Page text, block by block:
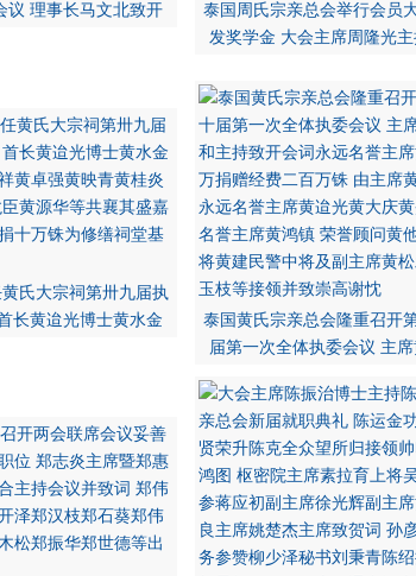
议 理事长马文北致开
泰国周氏宗亲总会举行会员
发奖学金 大会主席周隆光
氏大宗祠第卅九届执
长黄迨光博士黄水金
泰国黄氏宗亲总会隆重召开
届第一次全体执委会议 主